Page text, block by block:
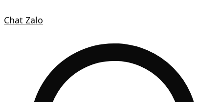
Chat Zalo